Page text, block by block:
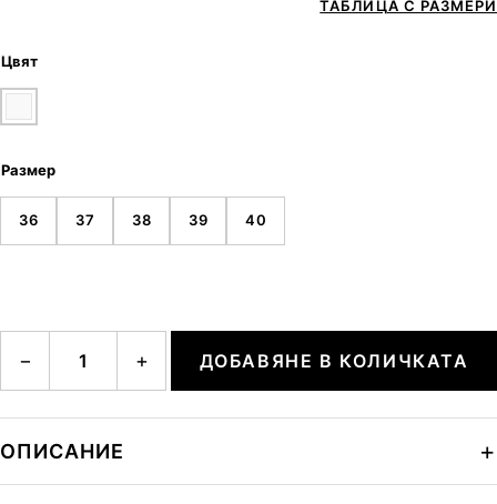
ТАБЛИЦА С РАЗМЕРИ
Цвят
Размер
36 37 38 39 40
− + ДОБАВЯНЕ В КОЛИЧКАТА
ОПИСАНИЕ